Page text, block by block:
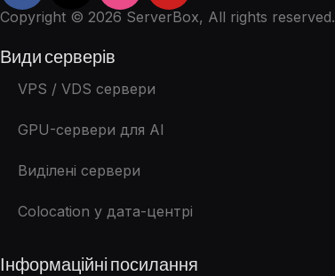
Copyright © 2026 ServerBox, All rights reserved.
Види серверів
VPS / VDS сервери
GPU-сервери для AI
Виділені сервери
Colocation у дата-центрі
Інформаційні посилання